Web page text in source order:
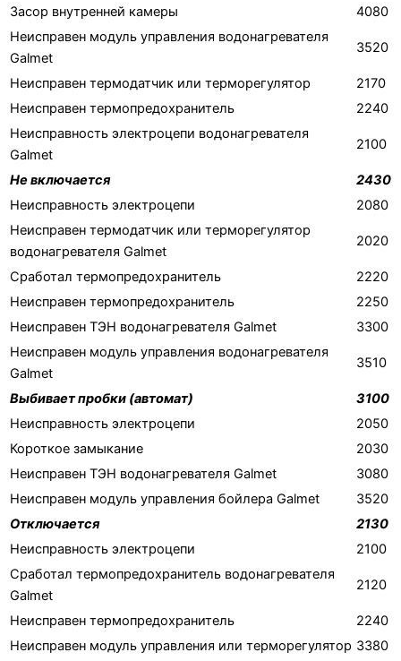
Засор внутренней камеры
4080
Неисправен модуль управления водонагревателя
Galmet
3520
Неисправен термодатчик или терморегулятор
2170
Неисправен термопредохранитель
2240
Неисправность электроцепи водонагревателя
Galmet
2100
Не включается
2430
Неисправность электроцепи
2080
Неисправен термодатчик или терморегулятор
водонагревателя Galmet
2020
Сработал термопредохранитель
2220
Неисправен термопредохранитель
2250
Неисправен ТЭН водонагревателя Galmet
3300
Неисправен модуль управления водонагревателя
Galmet
3510
Выбивает пробки (автомат)
3100
Неисправность электроцепи
2050
Короткое замыкание
2030
Неисправен ТЭН водонагревателя Galmet
3080
Неисправен модуль управления бойлера Galmet
3520
Отключается
2130
Неисправность электроцепи
2100
Сработал термопредохранитель водонагревателя
Galmet
2120
Неисправен термопредохранитель
2240
Неисправен модуль управления или терморегулятор 3380